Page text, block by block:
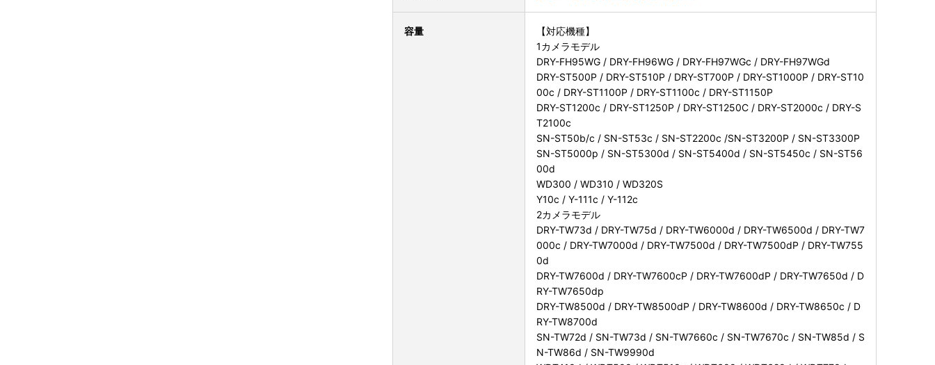
容量
【対応機種】
1カメラモデル
DRY-FH95WG / DRY-FH96WG / DRY-FH97WGc / DRY-FH97WGd
DRY-ST500P / DRY-ST510P / DRY-ST700P / DRY-ST1000P / DRY-ST10
00c / DRY-ST1100P / DRY-ST1100c / DRY-ST1150P
DRY-ST1200c / DRY-ST1250P / DRY-ST1250C / DRY-ST2000c / DRY-S
T2100c
SN-ST50b/c / SN-ST53c / SN-ST2200c /SN-ST3200P / SN-ST3300P
SN-ST5000p / SN-ST5300d / SN-ST5400d / SN-ST5450c / SN-ST56
00d
WD300 / WD310 / WD320S
Y10c / Y-111c / Y-112c
2カメラモデル
DRY-TW73d / DRY-TW75d / DRY-TW6000d / DRY-TW6500d / DRY-TW7
000c / DRY-TW7000d / DRY-TW7500d / DRY-TW7500dP / DRY-TW755
0d
DRY-TW7600d / DRY-TW7600cP / DRY-TW7600dP / DRY-TW7650d / D
RY-TW7650dp
DRY-TW8500d / DRY-TW8500dP / DRY-TW8600d / DRY-TW8650c / D
RY-TW8700d
SN-TW72d / SN-TW73d / SN-TW7660c / SN-TW7670c / SN-TW85d / S
N-TW86d / SN-TW9990d